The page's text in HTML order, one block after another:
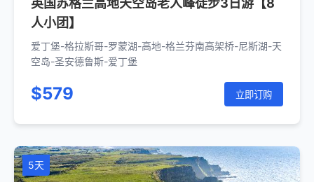
英国苏格兰高地天空岛老人峰徒步3日游【8
人小团】
爱丁堡-格拉斯哥-罗蒙湖-高地-格兰芬南高架桥-尼斯湖-天
空岛-圣安德鲁斯-爱丁堡
$579 立即订购
5天